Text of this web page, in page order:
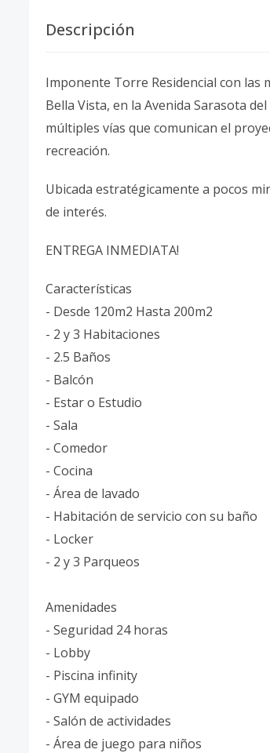
Descripción
Imponente Torre Residencial con las
Bella Vista, en la Avenida Sarasota
múltiples vías que comunican el
recreación.
Ubicada estratégicamente a pocos
de interés.
ENTREGA INMEDIATA!
Características
- Desde 120m2 Hasta 200m2
- 2 y 3 Habitaciones
- 2.5 Baños
- Balcón
- Estar o Estudio
- Sala
- Comedor
- Cocina
- Área de lavado
- Habitación de servicio con su baño
- Locker
- 2 y 3 Parqueos
Amenidades
- Seguridad 24 horas
- Lobby
- Piscina infinity
- GYM equipado
- Salón de actividades
- Área de juego para niños